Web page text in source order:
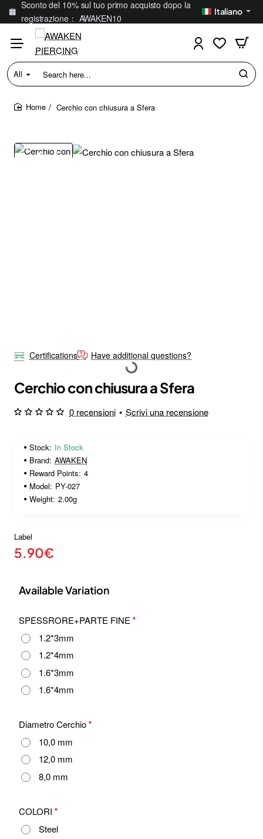
Sconto del 10% sul tuo primo acquisto dopo la
registrazione： AWAKEN10
Italiano
All
Search
here...
Cerchio con chiusura a Sfera
Certifications Have additional questions?
Cerchio con chiusura a Sfera
Stock: In Stock
Brand: AWAKEN
Reward Points: 4
Model: PY-027
Weight: 2.00g
0 recensioni • Scrivi una recensione
Label
5.90€
Available Variation
SPESSRORE+PARTE FINE
1.2*3mm
1.2*4mm
1.6*3mm
1.6*4mm
Diametro Cerchio
10,0 mm
12,0 mm
8,0 mm
COLORI
Steel